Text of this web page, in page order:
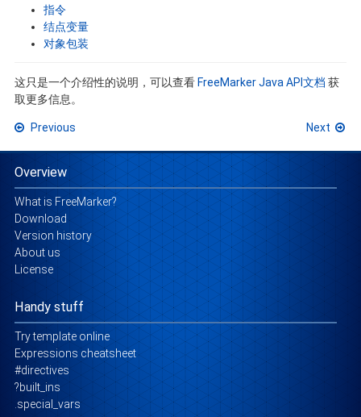
指令
结点变量
对象包装
这只是一个介绍性的说明，可以查看 FreeMarker Java API文档 获
取更多信息。
Previous Next
Overview
What is FreeMarker?
Download
Version history
About us
License
Handy stuff
Try template online
Expressions cheatsheet
#directives
?built_ins
.special_vars